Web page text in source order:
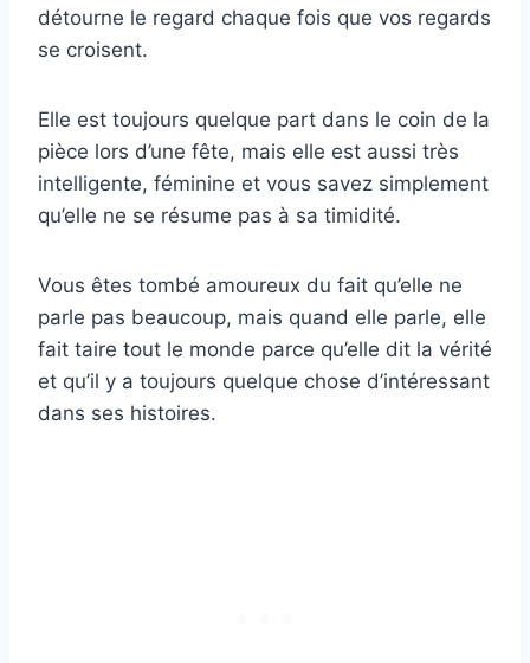
détourne le regard chaque fois que vos regards
se croisent.
Elle est toujours quelque part dans le coin de la
pièce lors d’une fête, mais elle est aussi très
intelligente, féminine et vous savez simplement
qu’elle ne se résume pas à sa timidité.
Vous êtes tombé amoureux du fait qu’elle ne
parle pas beaucoup, mais quand elle parle, elle
fait taire tout le monde parce qu’elle dit la vérité
et qu’il y a toujours quelque chose d’intéressant
dans ses histoires.